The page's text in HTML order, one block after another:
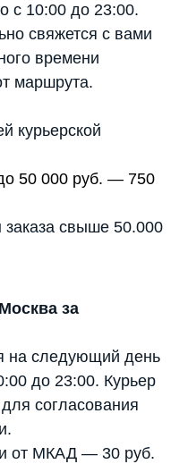
с 10:00 до 23:00.
свяжется с вами
времени
маршрута.
курьерской
50 000 руб. — 750
свыше 50.000
за
на следующий день
до 23:00. Курьер
согласования
от МКАД — 30 руб.